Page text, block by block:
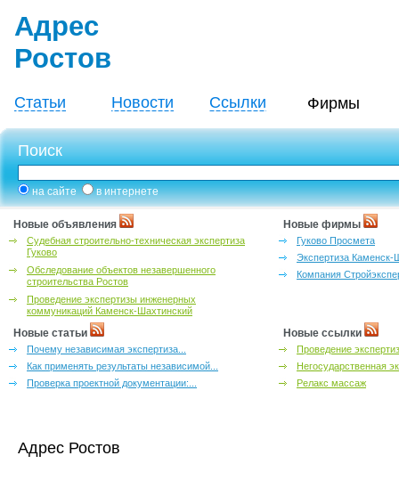
Адрес
Ростов
Статьи Новости Ссылки Фирмы
Поиск
на сайте в интернете
Новые объявления
Судебная строительно-техническая экспертиза
Гуково
Обследование объектов незавершенного
строительства Ростов
Проведение экспертизы инженерных
коммуникаций Каменск-Шахтинский
Новые фирмы
Гуково Просмета
Экспертиза Каменск-
Компания
Новые статьи
Почему независимая экспертиза...
Как применять результаты независимой...
Проверка проектной документации:...
Новые ссылки
Проведение
Негосударственная
Релакс массаж
Адрес Ростов